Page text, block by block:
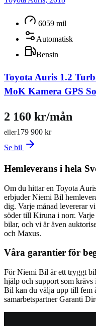
bil kostnadsfritt och lämnar
bilar 4,8 snittbetyg på
6059 mil
Automatisk
Bensin
Toyota Auris 1.2
MoK Kamera GPS
179 900 kr
eller
2 160 kr/mån
Se bil
Hemleverans i hela
Om du hittar en Toyota
erbjuder Niemi Bil
dig. Varje månad levererar
söder till Kiruna i norr.
bilar, och vi är även
och Maxus.
Våra garantier för
För Niemi Bil är ett tryggt
hjälp och support som
Bil kan du välja upp till fem
samarbetspartner Garanti